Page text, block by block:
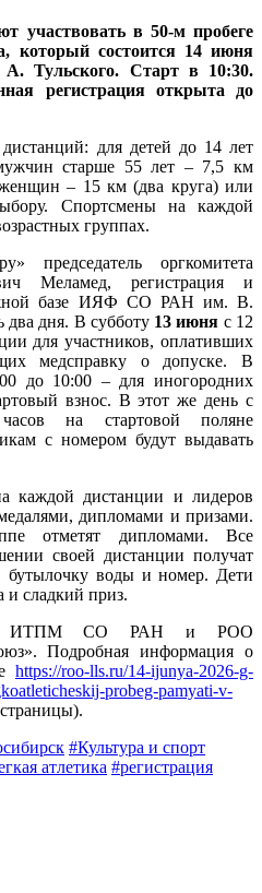
участвовать в 50-м пробеге
который состоится 14 июня
Тульского. Старт в 10:30.
регистрация открыта до
для детей до 14 лет
старше 55 лет – 7,5 км
– 15 км (два круга) или
Спортсмены на каждой
группах.
председатель оргкомитета
Меламед, регистрация и
базе ИЯФ СО РАН им. В.
два дня. В субботу 13 июня с 12
для участников, оплативших
медсправку о допуске. В
до 10:00 – для иногородних
взнос. В этот же день с
на стартовой поляне
с номером будут выдавать
каждой дистанции и лидеров
дипломами и призами.
отметят дипломами. Все
своей дистанции получат
бутылочку воды и номер. Дети
и сладкий приз.
– ИТПМ СО РАН и РОО
Подробная информация о
https://roo-lls.ru/14-ijunya-2026-g-
probeg-pamyati-v-
#Культура и спорт
атлетика #регистрация